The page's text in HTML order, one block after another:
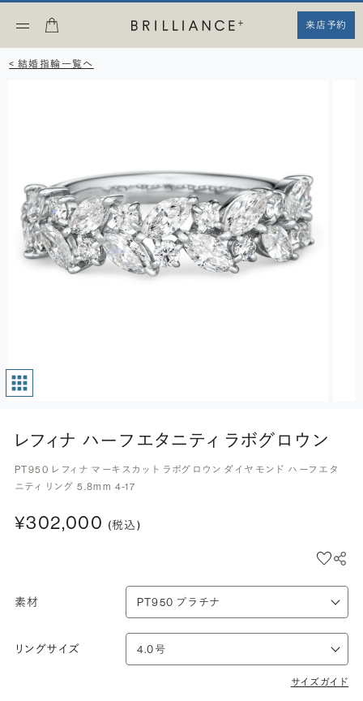
来店予約
< 結婚指輪一覧へ
レフィナ ハーフエタニティ ラボグロウン
PT950 レフィナ マーキスカット ラボグロウン ダイヤモンド ハーフエタ
ニティ リング 5.8mm 4-17
¥302,000 (税込)
素材
リングサイズ
サイズガイド